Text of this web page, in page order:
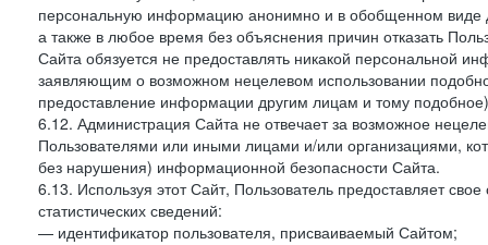
персональную информацию анонимно и в обобщенном виде
а также в любое время без объяснения причин отказать
Сайта обязуется не предоставлять никакой персональной
заявляющим о возможном нецелевом использовании
предоставление информации другим лицам и тому
6.12. Администрация Сайта не отвечает за возможное
Пользователями или иными лицами и/или организациями,
без нарушения) информационной безопасности Сайта.
6.13. Используя этот Сайт, Пользователь предоставляет
статистических сведений:
— идентификатор пользователя, присваиваемый Сайтом;